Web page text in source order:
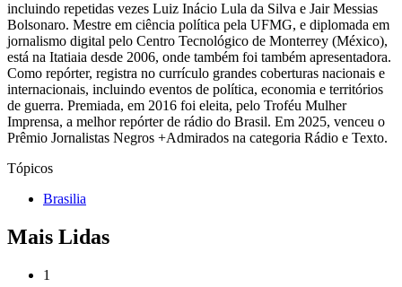
incluindo repetidas vezes Luiz Inácio Lula da Silva e Jair Messias
Bolsonaro. Mestre em ciência política pela UFMG, e diplomada em
jornalismo digital pelo Centro Tecnológico de Monterrey (México),
está na Itatiaia desde 2006, onde também foi também apresentadora.
Como repórter, registra no currículo grandes coberturas nacionais e
internacionais, incluindo eventos de política, economia e territórios
de guerra. Premiada, em 2016 foi eleita, pelo Troféu Mulher
Imprensa, a melhor repórter de rádio do Brasil. Em 2025, venceu o
Prêmio Jornalistas Negros +Admirados na categoria Rádio e Texto.
Tópicos
Brasilia
Mais Lidas
1